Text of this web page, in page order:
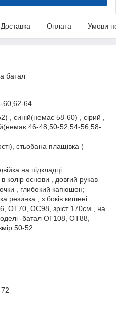
Доставка Оплата Умови
батал
60,62-64
, синій(немає 58-60) , сірий ,
46-48,50-52,54-56,58-
стьобана плащівка (
на підкладці.
колір основи , довгий рукав
, глибокий капюшон;
резинка , з боків кишені .
ОТ70, ОС98, зріст 170см , на
-батал ОГ108, ОТ88,
50-52